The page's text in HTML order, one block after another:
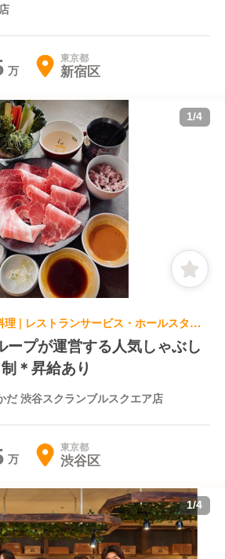
東京都
新宿区
1/4
和食, 日本料理・懐石料理 | レストランサービス・ホールスタッフ | しゃぶしゃぶつかだ 渋谷スクランブルスクエア店
ープが運営する人気しゃぶし
＊昇給あり
だ 渋谷スクランブルスクエア店
東京都
渋谷区
1/4